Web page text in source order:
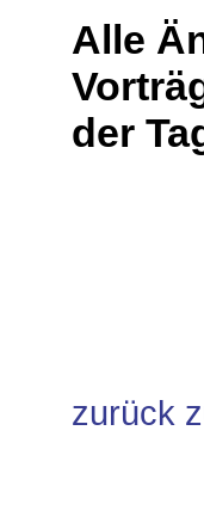
Alle
der
zurück